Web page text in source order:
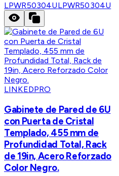
LPWR50304ULPWR50304U
LINKEDPRO
Gabinete de Pared de 6U
con Puerta de Cristal
Templado, 455 mm de
Profundidad Total, Rack
de 19in, Acero Reforzado
Color Negro.